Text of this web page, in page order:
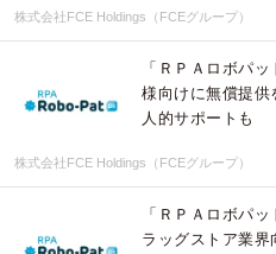
株式会社FCE Holdings（FCEグループ）
「ＲＰＡロボパ
様向けに無償提供
人的サポートも
株式会社FCE Holdings（FCEグループ）
「ＲＰＡロボパ
ラッグストア業